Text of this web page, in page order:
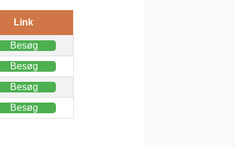
Link
Besøg
Besøg
Besøg
Besøg